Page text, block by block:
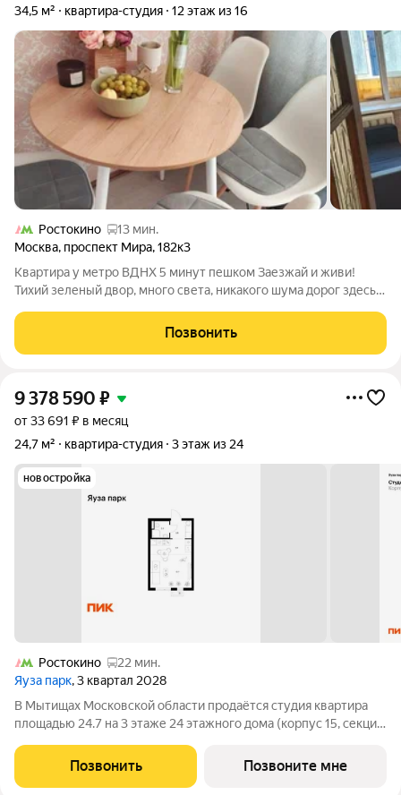
34,5 м² квартира-студия 12 этаж из 16
Ростокино
13 мин.
Москва, проспект Мира,182к3
Квартира у метро ВДНХ 5 минут пешком Заезжай и живи!
Тихий зеленый двор, много света, никакого шума дорог здесь
одна из самых удобных и престижных локаций Москвы.
Главное преимущество
Позвонить
9 378 590 ₽
от 33 691 ₽ в месяц
24,7 м²
квартира-студия 3 этаж из 24
новостройка
Ростокино
22 мин.
Яуза парк, 3 квартал 2028
В Мытищах Московской области продаётся студия квартира
площадью 24.7 на 3 этаже 24 этажного дома (корпус 15, секция
пешком до ж/д станции Мытищи и 20 минут на автомобиле до
метро
Позвонить Позвоните мне